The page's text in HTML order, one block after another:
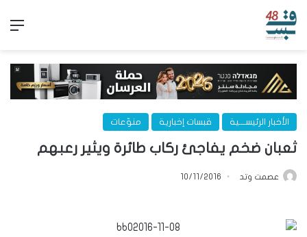
الأخبار الرئيســـية قبسات إخبارية منوّعات
ثعبان ضخم يفاجئ ركاب طائرة ويثير رعبهم
عصمت وتد 10/11/2016